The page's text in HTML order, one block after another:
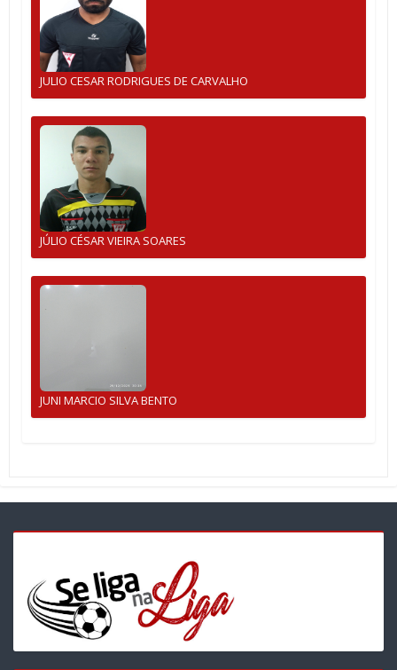
JULIO CESAR RODRIGUES DE CARVALHO
JÚLIO CÉSAR VIEIRA SOARES
JUNI MARCIO SILVA BENTO